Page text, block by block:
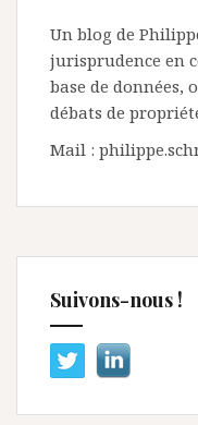
Un blog de
jurisprudence en
base de données,
débats de
Mail :
Suivons-nous !